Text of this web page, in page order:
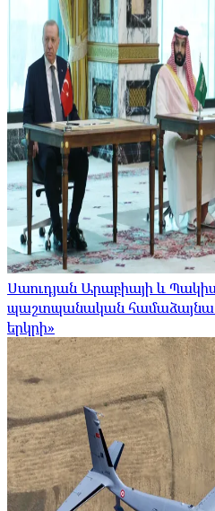
Սաուդյան Արաբիայի և
պաշտպանական
երկրի»